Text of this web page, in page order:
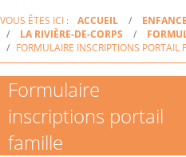
VOUS ÊTES ICI : ACCUEIL ENFANCE
LA RIVIÈRE-DE-CORPS
FORMULAIRE INSCRIPTIONS PORTAIL
Formulaire
inscriptions portail
famille